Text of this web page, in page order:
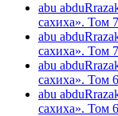
abu
сахиха». Том
abu
сахиха».
abu
сахиха». Том
abu
сахиха». Том